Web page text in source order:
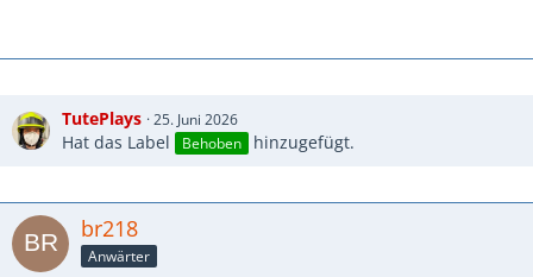
TutePlays 25. Juni 2026
Hat das Label Behoben hinzugefügt.
br218
Anwärter